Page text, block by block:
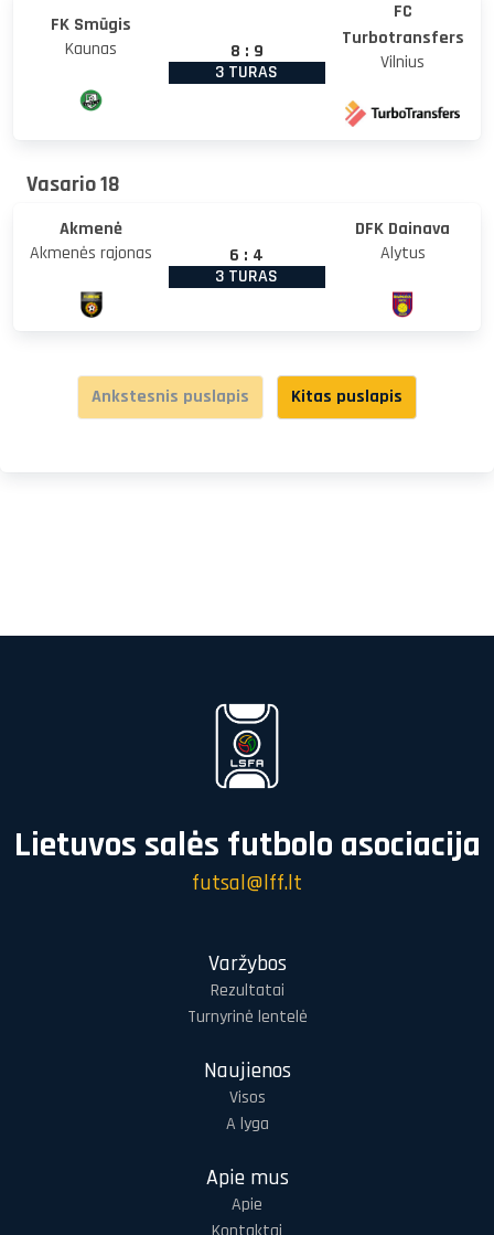
FK Smūgis
Kaunas
8 : 9
3 TURAS
FC
Turbotransfers
Vilnius
Vasario 18
Akmenė
Akmenės rajonas
6 : 4
3 TURAS
DFK Dainava
Alytus
Ankstesnis puslapis Kitas puslapis
Lietuvos salės futbolo asociacija
futsal@lff.lt
Varžybos
Rezultatai
Turnyrinė lentelė
Naujienos
Visos
A lyga
Apie mus
Apie